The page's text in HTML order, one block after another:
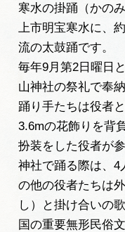
岐阜県まるご
岐阜県観光デ
旅行会社・
フォ
動画
寒水の掛踊（かの
上市明宝寒水に、
流の太鼓踊です。
毎年9月第2日曜日
山神社の祭礼で奉納
踊り手たちは役者
3.6mの花飾りを背
扮装をした役者が参
神社で踊る際は、4
の他の役者たちは
し）と掛け合いの
国の重要無形民俗